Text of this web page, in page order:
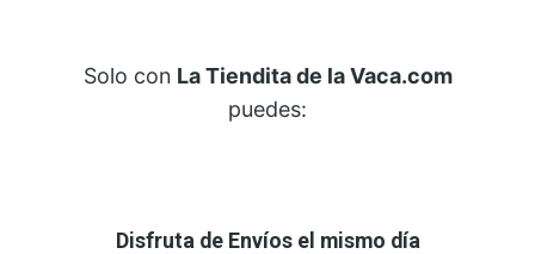
Solo con La Tiendita de la Vaca.com
puedes:
Disfruta de Envíos el mismo día